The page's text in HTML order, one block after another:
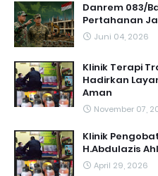
Danrem 083/
Pertahanan
Juni 04, 2026
Klinik Terapi
Hadirkan
Aman
November 07,
Klinik
H.Abdulazis
April 29, 2026